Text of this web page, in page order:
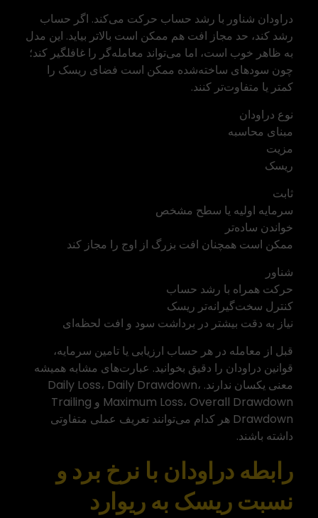
دراودان شناور با رشد حساب حرکت می‌کند. اگر حساب
رشد کند، حد مجاز افت هم ممکن است بالاتر بیاید. این مدل
به ظاهر خوب است، اما می‌تواند معامله‌گر را غافلگیر کند؛
چون سودهای ساخته‌شده ممکن است فضای ریسک را
کمتر یا متفاوت‌تر کنند.
نوع دراودان
مبنای محاسبه
مزیت
ریسک
ثابت
سرمایه اولیه یا سطح مشخص
خواندن ساده‌تر
ممکن است همچنان افت بزرگ از اوج را مجاز کند
شناور
حرکت همراه با رشد حساب
کنترل سخت‌گیرانه‌تر ریسک
نیاز به دقت بیشتر در برداشت سود و افت لحظه‌ای
قبل از معامله در هر حساب ارزیابی یا تامین سرمایه،
قوانین دراودان را دقیق بخوانید. عبارت‌های مشابه همیشه
معنی یکسان ندارند. Daily Loss، Daily Drawdown،
Maximum Loss، Overall Drawdown و Trailing
Drawdown هر کدام می‌توانند تعریف عملی متفاوتی
داشته باشند.
رابطه دراودان با نرخ برد و
نسبت ریسک به ریوارد